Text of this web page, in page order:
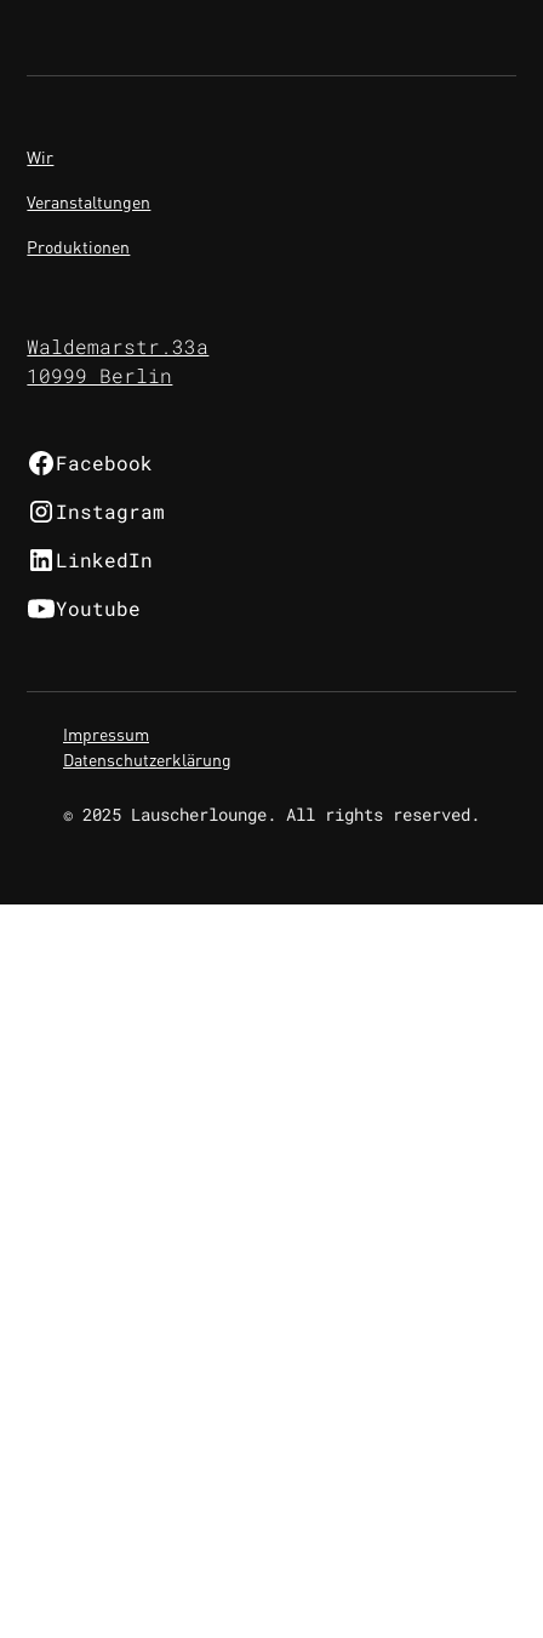
Wir
Veranstaltungen
Produktionen
Waldemarstr.33a
10999 Berlin
Facebook
Instagram
LinkedIn
Youtube
© 2025 Lauscherlounge. All rights reserved.
Impressum
Datenschutzerklärung